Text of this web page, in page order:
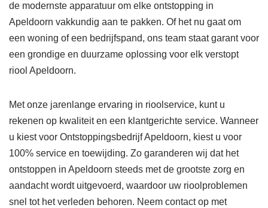
de modernste apparatuur om elke ontstopping in
Apeldoorn vakkundig aan te pakken. Of het nu gaat om
een woning of een bedrijfspand, ons team staat garant voor
een grondige en duurzame oplossing voor elk verstopt
riool Apeldoorn.
Met onze jarenlange ervaring in rioolservice, kunt u
rekenen op kwaliteit en een klantgerichte service. Wanneer
u kiest voor Ontstoppingsbedrijf Apeldoorn, kiest u voor
100% service en toewijding. Zo garanderen wij dat het
ontstoppen in Apeldoorn steeds met de grootste zorg en
aandacht wordt uitgevoerd, waardoor uw rioolproblemen
snel tot het verleden behoren. Neem contact op met